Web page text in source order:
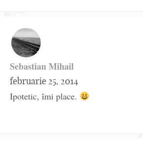
Sebastian Mihail
februarie 25, 2014
Ipotetic, îmi place.